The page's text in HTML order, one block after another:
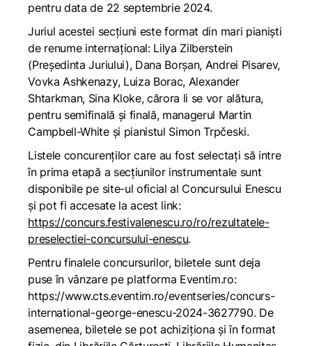
pentru data de 22 septembrie 2024.
Juriul acestei secțiuni este format din mari pianiști
de renume internațional: Lilya Zilberstein
(Președinta Juriului), Dana Borșan, Andrei Pisarev,
Vovka Ashkenazy, Luiza Borac, Alexander
Shtarkman, Sina Kloke, cărora li se vor alătura,
pentru semifinală și finală, managerul Martin
Campbell-White și pianistul Simon Trpčeski.
Listele concurenților care au fost selectați să intre
în prima etapă a secțiunilor instrumentale sunt
disponibile pe site-ul oficial al Concursului Enescu
și pot fi accesate la acest link:
https://concurs.festivalenescu.ro/ro/rezultatele-
preselectiei-concursului-enescu.
Pentru finalele concursurilor, biletele sunt deja
puse în vânzare pe platforma Eventim.ro:
https://www.cts.eventim.ro/eventseries/concurs-
international-george-enescu-2024-3627790. De
asemenea, biletele se pot achiziționa și în format